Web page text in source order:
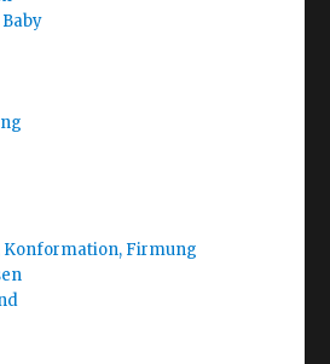
Konformation, Firmung